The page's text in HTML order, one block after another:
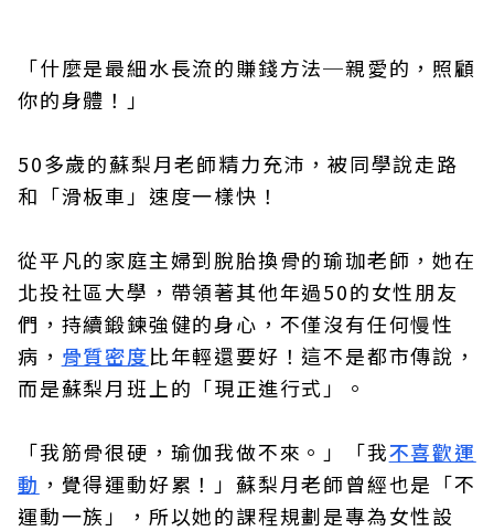
「什麼是最細水長流的賺錢方法─親愛的，照顧
你的身體！」
50多歲的蘇梨月老師精力充沛，被同學說走路
和「滑板車」速度一樣快！
從平凡的家庭主婦到脫胎換骨的瑜珈老師，她在
北投社區大學，帶領著其他年過50的女性朋友
們，持續鍛鍊強健的身心，不僅沒有任何慢性
病， 骨質密度比年輕還要好！這不是都市傳說，
而是蘇梨月班上的「現正進行式」。
「我筋骨很硬，瑜伽我做不來。」「我不喜歡運
動 ，覺得運動好累！」蘇梨月老師曾經也是「不
運動一族」，所以她的課程規劃是專為女性設